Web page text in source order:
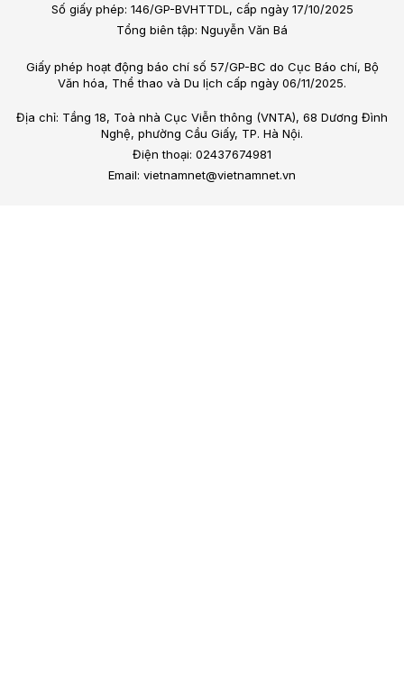
Số giấy phép: 146/GP-BVHTTDL, cấp ngày 17/10/2025
Tổng biên tập: Nguyễn Văn Bá
Giấy phép hoạt động báo chí số 57/GP-BC do Cục Báo chí, Bộ
Văn hóa, Thể thao và Du lịch cấp ngày 06/11/2025.
Địa chỉ: Tầng 18, Toà nhà Cục Viễn thông (VNTA), 68 Dương Đình
Nghệ, phường Cầu Giấy, TP. Hà Nội.
Điện thoại: 02437674981
Email: vietnamnet@vietnamnet.vn